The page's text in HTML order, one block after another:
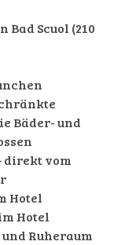
Scuol (210
Bäder- und
direkt vom
Hotel
Hotel
Ruheraum